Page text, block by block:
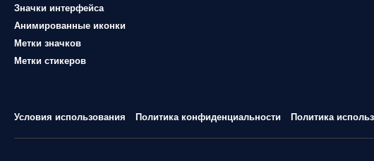
Значки интерфейса
Анимированные иконки
Метки значков
Метки стикеров
Условия использования Политика конфиденциальности Политика